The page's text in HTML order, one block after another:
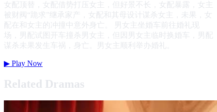
女配顶替，女配借势打压女主，但好景不长，女配暴露，女主
被财阀“跪求”继承家产，女配和其母设计谋杀女主，未果，女
配在和女主的冲撞中意外身亡。 男女主坐婚车前往婚礼现
场，男配试图开车撞杀男女主，但因男女主临时换婚车，男配
谋杀未果发生车祸，身亡。男女主顺利举办婚礼。
▶ Play Now
Related Dramas